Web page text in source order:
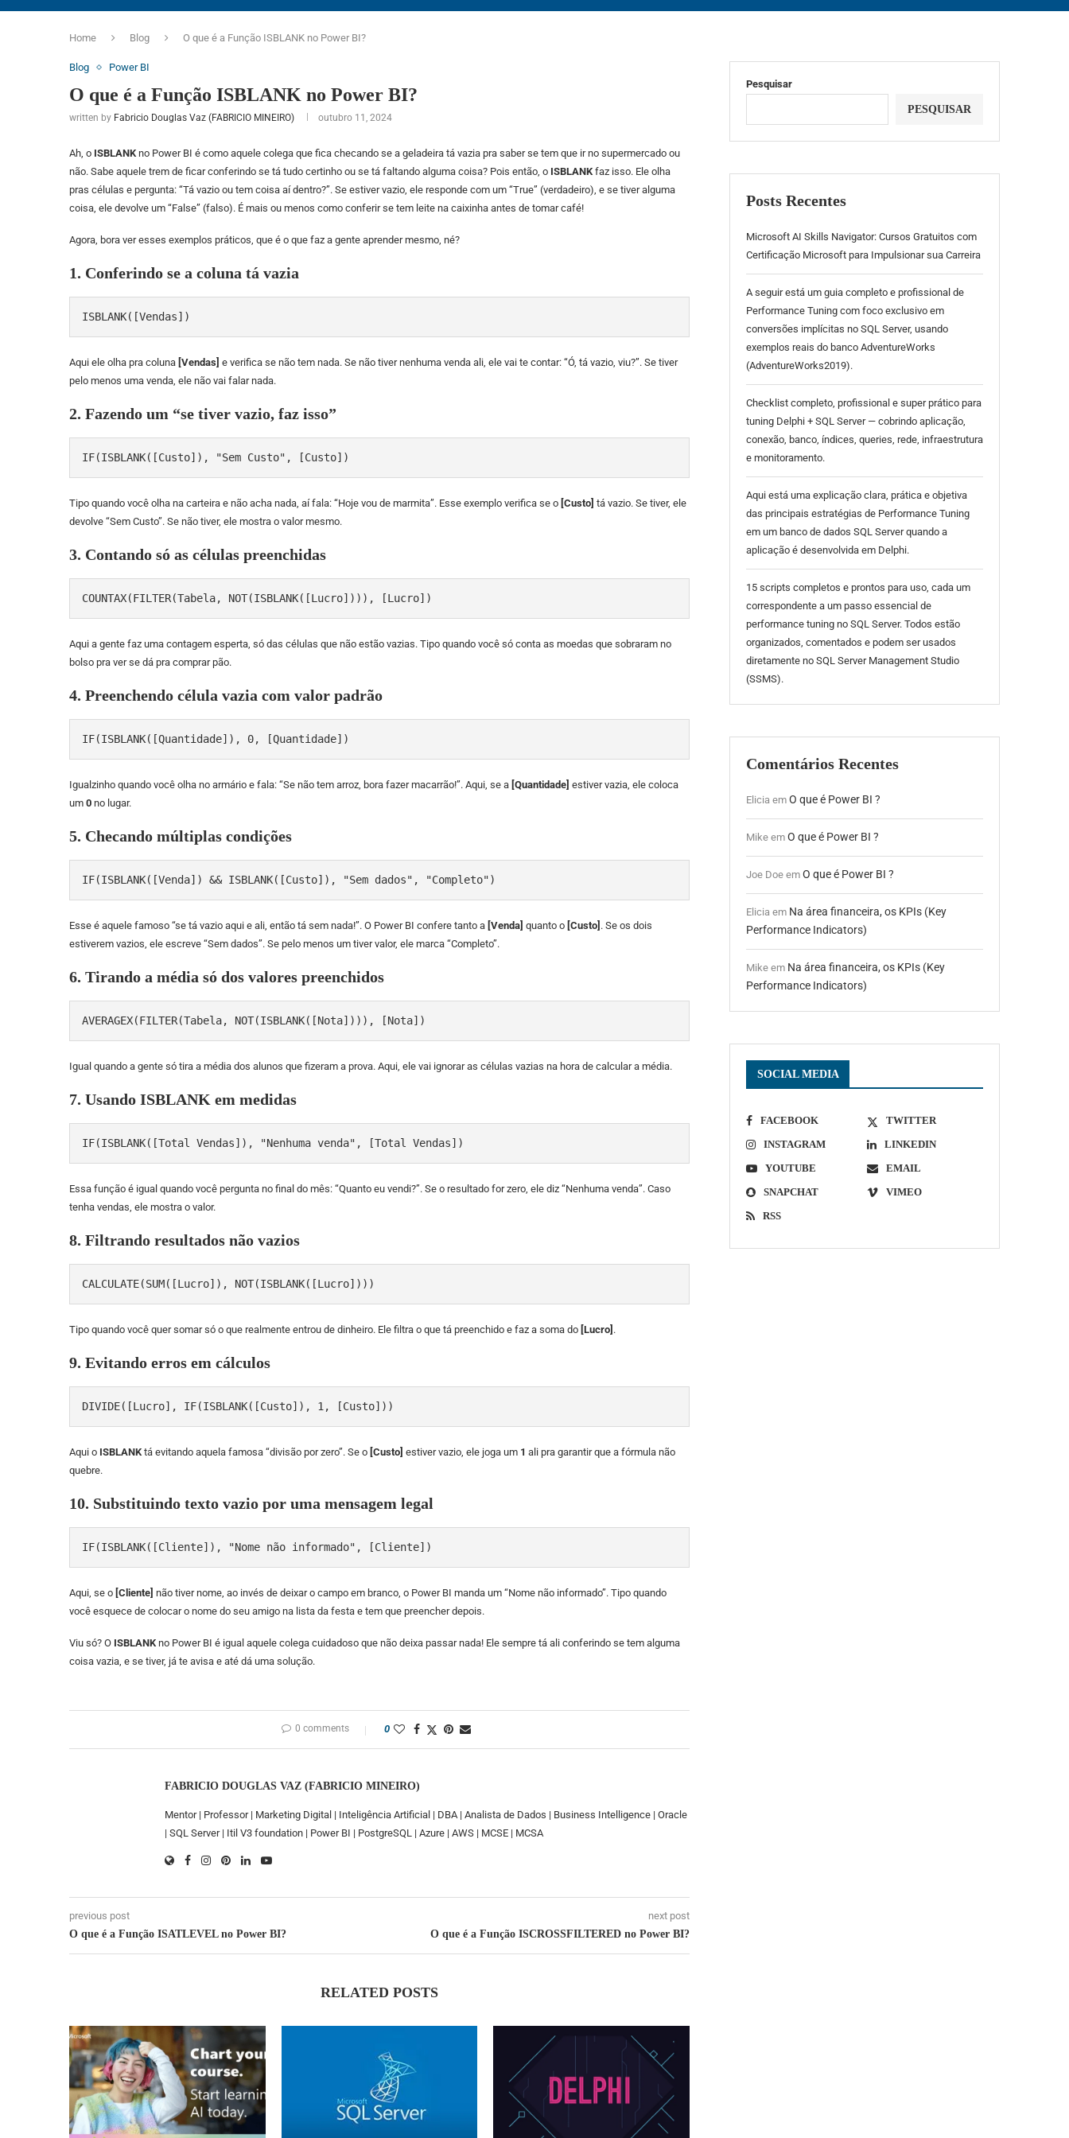
Home Blog O que é a Função ISBLANK no Power BI?
Blog Power BI
O que é a Função ISBLANK no Power BI?
written by Fabricio Douglas Vaz (FABRICIO MINEIRO) outubro 11, 2024
Ah, o ISBLANK no Power BI é como aquele colega que fica checando se a geladeira tá vazia pra saber se tem que ir no supermercado ou
não. Sabe aquele trem de ficar conferindo se tá tudo certinho ou se tá faltando alguma coisa? Pois então, o ISBLANK faz isso. Ele olha
pras células e pergunta: “Tá vazio ou tem coisa aí dentro?”. Se estiver vazio, ele responde com um “True” (verdadeiro), e se tiver alguma
coisa, ele devolve um “False” (falso). É mais ou menos como conferir se tem leite na caixinha antes de tomar café!
Agora, bora ver esses exemplos práticos, que é o que faz a gente aprender mesmo, né?
1. Conferindo se a coluna tá vazia
ISBLANK([Vendas])
Aqui ele olha pra coluna [Vendas] e verifica se não tem nada. Se não tiver nenhuma venda ali, ele vai te contar: “Ó, tá vazio, viu?”. Se tiver
pelo menos uma venda, ele não vai falar nada.
2. Fazendo um “se tiver vazio, faz isso”
IF(ISBLANK([Custo]), "Sem Custo", [Custo])
Tipo quando você olha na carteira e não acha nada, aí fala: “Hoje vou de marmita”. Esse exemplo verifica se o [Custo] tá vazio. Se tiver, ele
devolve “Sem Custo”. Se não tiver, ele mostra o valor mesmo.
3. Contando só as células preenchidas
COUNTAX(FILTER(Tabela, NOT(ISBLANK([Lucro]))), [Lucro])
Aqui a gente faz uma contagem esperta, só das células que não estão vazias. Tipo quando você só conta as moedas que sobraram no
bolso pra ver se dá pra comprar pão.
4. Preenchendo célula vazia com valor padrão
IF(ISBLANK([Quantidade]), 0, [Quantidade])
Igualzinho quando você olha no armário e fala: “Se não tem arroz, bora fazer macarrão!”. Aqui, se a [Quantidade] estiver vazia, ele coloca
um 0 no lugar.
5. Checando múltiplas condições
IF(ISBLANK([Venda]) && ISBLANK([Custo]), "Sem dados", "Completo")
Esse é aquele famoso “se tá vazio aqui e ali, então tá sem nada!”. O Power BI confere tanto a [Venda] quanto o [Custo] . Se os dois
estiverem vazios, ele escreve “Sem dados”. Se pelo menos um tiver valor, ele marca “Completo”.
6. Tirando a média só dos valores preenchidos
AVERAGEX(FILTER(Tabela, NOT(ISBLANK([Nota]))), [Nota])
Igual quando a gente só tira a média dos alunos que fizeram a prova. Aqui, ele vai ignorar as células vazias na hora de calcular a média.
7. Usando ISBLANK em medidas
IF(ISBLANK([Total Vendas]), "Nenhuma venda", [Total Vendas])
Essa função é igual quando você pergunta no final do mês: “Quanto eu vendi?”. Se o resultado for zero, ele diz “Nenhuma venda”. Caso
tenha vendas, ele mostra o valor.
8. Filtrando resultados não vazios
CALCULATE(SUM([Lucro]), NOT(ISBLANK([Lucro])))
Tipo quando você quer somar só o que realmente entrou de dinheiro. Ele filtra o que tá preenchido e faz a soma do [Lucro] .
9. Evitando erros em cálculos
DIVIDE([Lucro], IF(ISBLANK([Custo]), 1, [Custo]))
Aqui o ISBLANK tá evitando aquela famosa “divisão por zero”. Se o [Custo] estiver vazio, ele joga um 1 ali pra garantir que a fórmula não
quebre.
10. Substituindo texto vazio por uma mensagem legal
IF(ISBLANK([Cliente]), "Nome não informado", [Cliente])
Aqui, se o [Cliente] não tiver nome, ao invés de deixar o campo em branco, o Power BI manda um “Nome não informado”. Tipo quando
você esquece de colocar o nome do seu amigo na lista da festa e tem que preencher depois.
Viu só? O ISBLANK no Power BI é igual aquele colega cuidadoso que não deixa passar nada! Ele sempre tá ali conferindo se tem alguma
coisa vazia, e se tiver, já te avisa e até dá uma solução.
0 comments 0
FABRICIO DOUGLAS VAZ (FABRICIO MINEIRO)
Mentor | Professor | Marketing Digital | Inteligência Artificial | DBA | Analista de Dados | Business Intelligence | Oracle
| SQL Server | Itil V3 foundation | Power BI | PostgreSQL | Azure | AWS | MCSE | MCSA
previous post
O que é a Função ISATLEVEL no Power BI?
next post
O que é a Função ISCROSSFILTERED no Power BI?
RELATED POSTS
Pesquisar
PESQUISAR
Posts Recentes
Microsoft AI Skills Navigator: Cursos Gratuitos com
Certificação Microsoft para Impulsionar sua Carreira
A seguir está um guia completo e profissional de
Performance Tuning com foco exclusivo em
conversões implícitas no SQL Server, usando
exemplos reais do banco AdventureWorks
(AdventureWorks2019).
Checklist completo, profissional e super prático para
tuning Delphi + SQL Server — cobrindo aplicação,
conexão, banco, índices, queries, rede, infraestrutura
e monitoramento.
Aqui está uma explicação clara, prática e objetiva
das principais estratégias de Performance Tuning
em um banco de dados SQL Server quando a
aplicação é desenvolvida em Delphi.
15 scripts completos e prontos para uso, cada um
correspondente a um passo essencial de
performance tuning no SQL Server. Todos estão
organizados, comentados e podem ser usados
diretamente no SQL Server Management Studio
(SSMS).
Comentários Recentes
Elicia em O que é Power BI ?
Mike em O que é Power BI ?
Joe Doe em O que é Power BI ?
Elicia em Na área financeira, os KPIs (Key
Performance Indicators)
Mike em Na área financeira, os KPIs (Key
Performance Indicators)
SOCIAL MEDIA
FACEBOOK
TWITTER
INSTAGRAM
LINKEDIN
YOUTUBE
EMAIL
SNAPCHAT
VIMEO
RSS